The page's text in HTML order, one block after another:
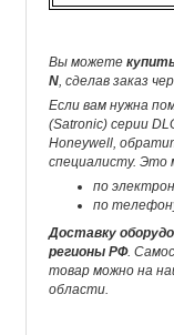
Вы можете
N , сделав заказ
Если вам нужна
(Satronic) серии
Honeywell,
специалисту. Это
по
по
Доставку
регионы РФ.
товар можно на
области.